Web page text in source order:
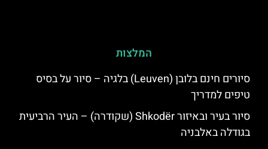
המלצות
סיורים חינם בלובן (Leuven) בלגיה – סיור על בסיס
טיפים למדריך
סיור בעיר ובאיזור Shkodër (שקודרה) – העיר הרביעית
בגודלה באלבניה